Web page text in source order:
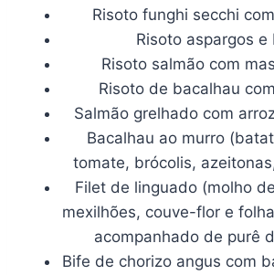
Risoto funghi secchi
Risoto aspargos e
Risoto salmão com
Risoto de bacalhau
Salmão grelhado com
Bacalhau ao murro
tomate, brócolis,
Filet de linguado (molho
mexilhões, couve-flor e
acompanhado de purê
Bife de chorizo angus com